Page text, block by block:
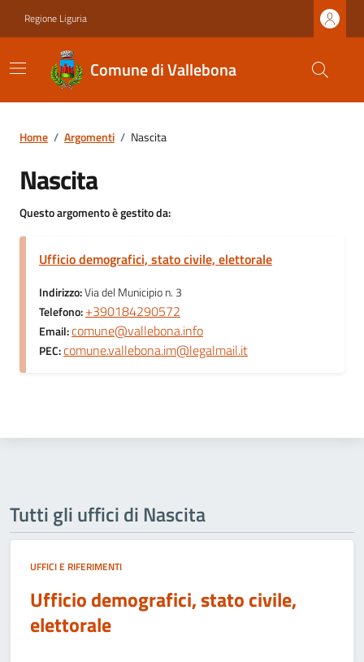
Regione Liguria
Comune di Vallebona
Home / Argomenti / Nascita
Nascita
Questo argomento è gestito da:
Ufficio demografici, stato civile, elettorale
Indirizzo:Via del Municipio n. 3
Telefono:+390184290572
Email:comune@vallebona.info
PEC:comune.vallebona.im@legalmail.it
Tutti gli uffici di Nascita
UFFICI E RIFERIMENTI
Ufficio demografici, stato civile,
elettorale